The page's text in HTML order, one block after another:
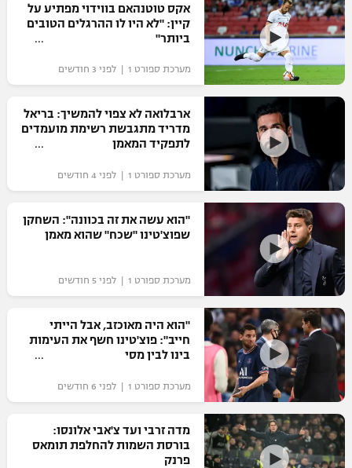
הצטרפות לחבילת הערוצים
לוח דרושים – ג'ובנט
המגזין
אקס טוטנהאם בווידוי מפתיע על
קיין: "לא היו לו ההרגלים הטובים
ביותר"
מערכת ספורט 1 | לפני 3 חודשים
ארבלואה לא צפוי להמשיך: בריאל
מדריד מתגבשת רשימת מועמדים
לתפקיד המאמן
מערכת ספורט 1 | לפני 4 חודשים
"הוא עשה את זה בכוונה": השחקן
שפוצ'טינו "שכח" שהוא מאמן
מערכת ספורט 1 | לפני 5 חודשים
"הוא היה מאוכזב, אבל הייתי
חייב": פוצ'טינו חשף את העימות
בינו לבין מסי
מערכת ספורט 1 | לפני 6 חודשים
מדה זרבי ועד צ'אבי אלונסו:
בורסת השמות להחלפת תומאס
פרנק